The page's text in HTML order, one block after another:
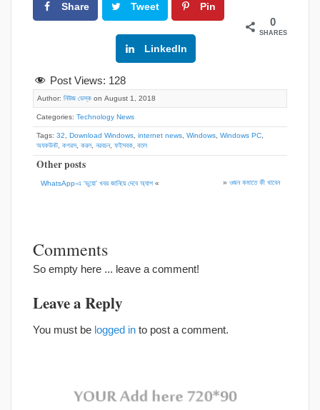
Share Tweet Pin
LinkedIn
0
SHARES
Post Views: 128
Author: নিউজ ডেস্ক on August 1, 2018
Categories: Technology News
Tags: 32, Download Windows, internet news, Windows, Windows PC,
অযকউনট, কগরস, করল, নরবচন, ফইসবক, বতল
Other posts
WhatsApp-এ ‘ভুয়ো’ খবর জানিয়ে দেবে অ্যাপ « » ওজন কমাতে কী খাবেন
Comments
So empty here ... leave a comment!
Leave a Reply
You must be logged in to post a comment.